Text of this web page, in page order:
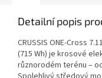
Detailní popis
CRUSSIS ONE-Cross
(715 Wh) je krosové
různorodém terénu –